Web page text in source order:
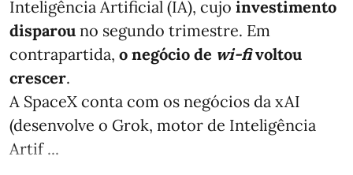
Inteligência Artificial (IA), cujo investimento
disparou no segundo trimestre. Em
contrapartida, o negócio de wi-fivoltou
crescer.
A SpaceX conta com os negócios da xAI
(desenvolve o Grok, motor de Inteligência
Artif ...